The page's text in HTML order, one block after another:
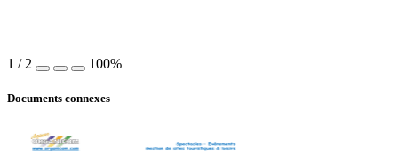
1 / 2 100%
Documents connexes